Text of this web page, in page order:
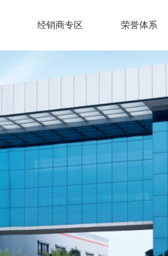
经销商专区 荣誉体系